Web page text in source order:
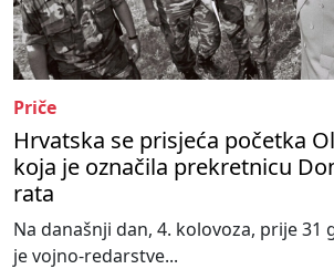
Priče
Hrvatska se prisjeća početka
koja je označila prekretnicu
rata
Na današnji dan, 4. kolovoza, prije 31
je vojno-redarstve...